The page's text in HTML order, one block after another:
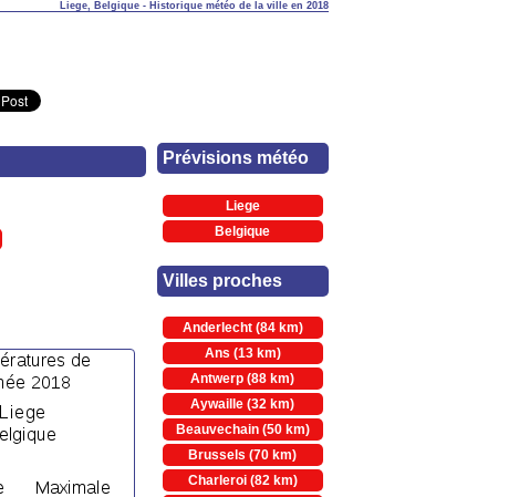
Liege, Belgique - Historique météo de la ville en 2018
Prévisions météo
Liege
Belgique
Villes proches
Anderlecht (84 km)
Ans (13 km)
Antwerp (88 km)
Aywaille (32 km)
Beauvechain (50 km)
Brussels (70 km)
Charleroi (82 km)